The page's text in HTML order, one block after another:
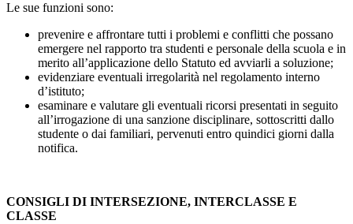
Le sue funzioni sono:
prevenire e affrontare tutti i problemi e conflitti che possano
emergere nel rapporto tra studenti e personale della scuola e in
merito all’applicazione dello Statuto ed avviarli a soluzione;
evidenziare eventuali irregolarità nel regolamento interno
d’istituto;
esaminare e valutare gli eventuali ricorsi presentati in seguito
all’irrogazione di una sanzione disciplinare, sottoscritti dallo
studente o dai familiari, pervenuti entro quindici giorni dalla
notifica.
CONSIGLI DI INTERSEZIONE, INTERCLASSE E
CLASSE